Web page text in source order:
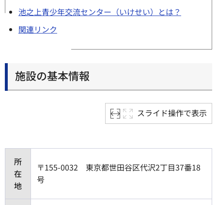
池之上青少年交流センター（いけせい）とは？
関連リンク
施設の基本情報
スライド操作で表示
所
在
地
〒155-0032 東京都世田谷区代沢2丁目37番18
号